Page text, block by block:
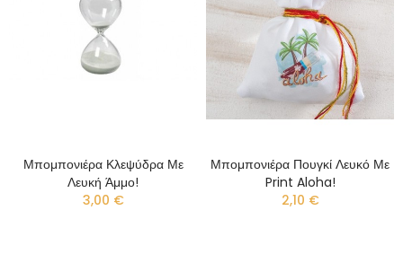
Μπομπονιέρα Κλεψύδρα Με
Λευκή Άμμο!
3,00 €
Μπομπονιέρα Πουγκί Λευκό Με
Print Aloha!
2,10 €